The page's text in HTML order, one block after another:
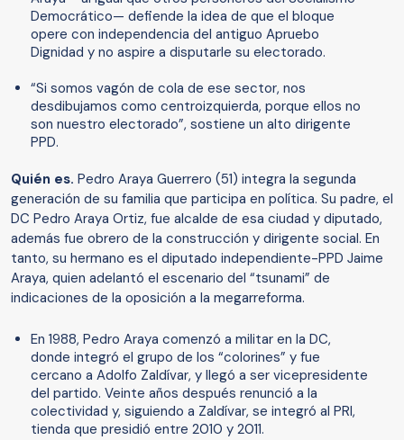
Democrático— defiende la idea de que el bloque
opere con independencia del antiguo Apruebo
Dignidad y no aspire a disputarle su electorado.
“Si somos vagón de cola de ese sector, nos
desdibujamos como centroizquierda, porque ellos no
son nuestro electorado”, sostiene un alto dirigente
PPD.
Quién es. Pedro Araya Guerrero (51) integra la segunda
generación de su familia que participa en política. Su padre, el
DC Pedro Araya Ortiz, fue alcalde de esa ciudad y diputado,
además fue obrero de la construcción y dirigente social. En
tanto, su hermano es el diputado independiente-PPD Jaime
Araya, quien adelantó el escenario del “tsunami” de
indicaciones de la oposición a la megarreforma.
En 1988, Pedro Araya comenzó a militar en la DC,
donde integró el grupo de los “colorines” y fue
cercano a Adolfo Zaldívar, y llegó a ser vicepresidente
del partido. Veinte años después renunció a la
colectividad y, siguiendo a Zaldívar, se integró al PRI,
tienda que presidió entre 2010 y 2011.